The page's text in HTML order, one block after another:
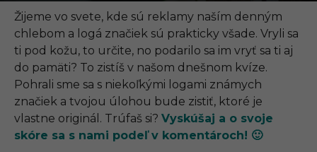
0
.
2
2
1
1
1
Žijeme vo svete, kde sú reklamy naším denným
chlebom a logá značiek sú prakticky všade. Vryli sa
ti pod kožu, to určite, no podarilo sa im vryť sa ti aj
do pamäti? To zistíš v našom dnešnom kvíze.
Pohrali sme sa s niekoľkými logami známych
značiek a tvojou úlohou bude zistiť, ktoré je
vlastne originál. Trúfaš si? Vyskúšaj a o svoje
skóre sa s nami podeľ v komentároch! 🙂